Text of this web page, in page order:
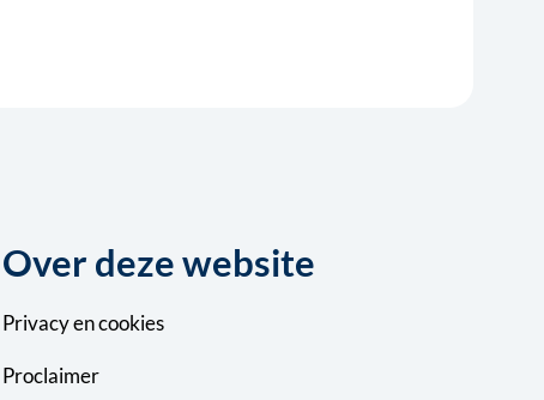
Over deze website
Privacyencookies
Proclaimer